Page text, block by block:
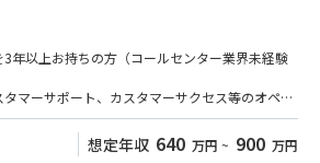
症療法」ではなく、業務を構造的に捉えて「そも
業務プロセス・リエンジニアリング）の推進。
（経営層・センター長クラス）との定期的なリ
務是正・契約交渉。
けと育成。
年以上お持ちの方（コールセンター業界未経験
タマーサポート、カスタマーサクセス等のオペレ
改革（BPR）のプロジェクトマネジメント経
パレル、宿泊、小売等）における店舗・チームの
想定年収 640 万円 ~ 900 万円